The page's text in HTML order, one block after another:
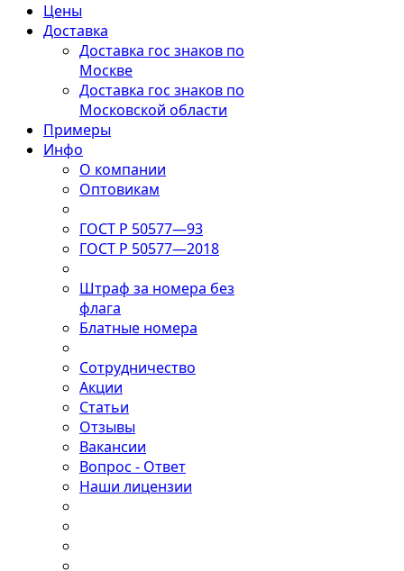
Цены
Доставка
Доставка гос знаков по
Москве
Доставка гос знаков по
Московской области
Примеры
Инфо
О компании
Оптовикам
ГОСТ Р 50577—93
ГОСТ Р 50577—2018
Штраф за номера без
флага
Блатные номера
Сотрудничество
Акции
Статьи
Отзывы
Вакансии
Вопрос - Ответ
Наши лицензии